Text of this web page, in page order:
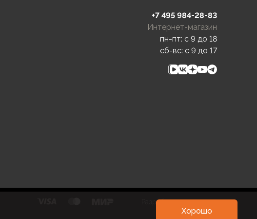
+7 495 984-28-83
Интернет-магазин
пн-пт: c 9 до 18
сб-вс: c 9 до 17
Разработка и развитие
Хорошо